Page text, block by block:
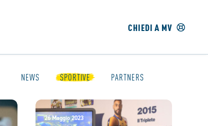
CHIEDI A MV
NEWS SPORTIVE PARTNERS
26 Maggio 2023